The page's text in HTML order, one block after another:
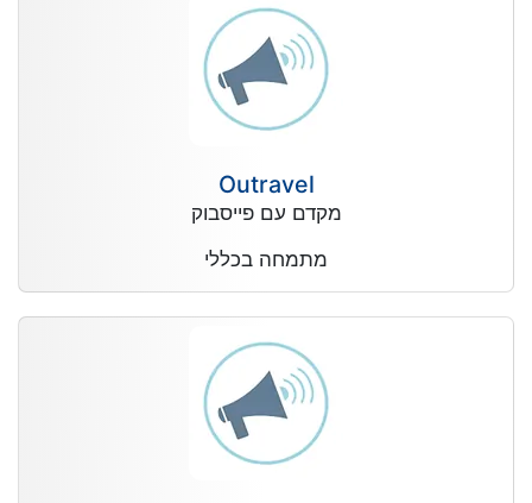
Outravel
מקדם עם פייסבוק
מתמחה בכללי